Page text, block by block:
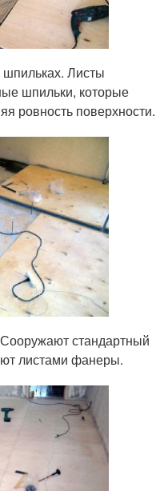
Листы
шпильки, которые
ровность поверхности.
стандартный
листами фанеры.